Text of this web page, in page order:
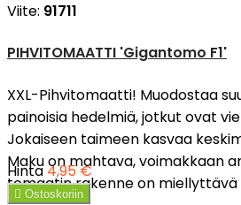
Viite: 91711
PIHVITOMAATTI 'Gigantomo F1'
XXL-Pihvitomaatti! Muodostaa
painoisia hedelmiä, jotkut ovat
Jokaiseen taimeen kasvaa
Maku on mahtava, voimakkaan
tomaatin rakenne on miellyttävä
Hinta 4,95 €
 Ostoskoriin